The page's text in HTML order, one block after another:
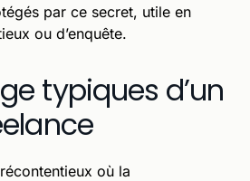
par ce secret, utile en
ou d’enquête.
typiques d’un
où la